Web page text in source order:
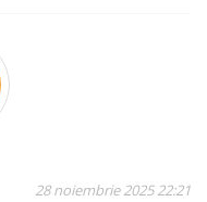
28 noiembrie 2025 22:21